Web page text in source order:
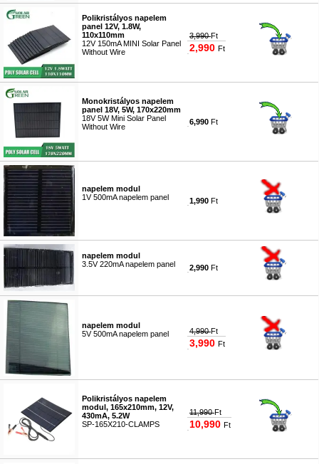
Polikristályos napelem
panel 12V, 1.8W,
110x110mm
12V 150mA MINI Solar Panel
Without Wire
3,990Ft
2,990 Ft
Monokristályos napelem
panel 18V, 5W, 170x220mm
18V 5W Mini Solar Panel
Without Wire
6,990 Ft
napelem modul
1V 500mA napelem panel
1,990 Ft
napelem modul
3.5V 220mA napelem panel
2,990 Ft
napelem modul
5V 500mA napelem panel
4,990Ft
3,990 Ft
Polikristályos napelem
modul, 165x210mm, 12V,
430mA, 5.2W
SP-165X210-CLAMPS
11,990Ft
10,990 Ft